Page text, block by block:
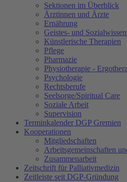
Sektionen im Überblick
Ärztinnen und Ärzte
Ernährung
Geistes- und
Künstlerische Therapien
Pflege
Pharmazie
Physiotherapie -
Psychologie
Rechtsberufe
Seelsorge/Spiritual Care
Soziale Arbeit
Supervision
Terminkalender DGP Gremien
Kooperationen
Mitgliedschaften
Arbeitsgemeinschaften
Zusammenarbeit
Zeitschrift für Palliativmedizin
Zeitleiste seit DGP-Gründung